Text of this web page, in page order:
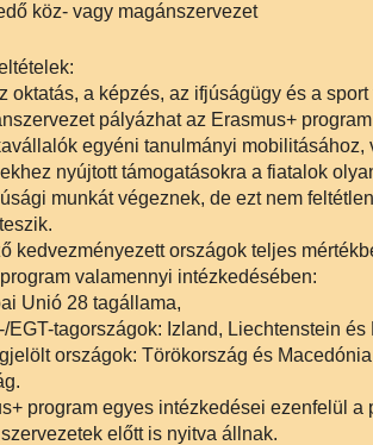
köz- vagy magánszervezet
oktatás, a képzés, az ifjúságügy és a
pályázhat az Erasmus+
egyéni tanulmányi mobilitásához,
nyújtott támogatásokra a fiatalok
munkát végeznek, de ezt nem
kedvezményezett országok teljes
valamennyi intézkedésében:
Unió 28 tagállama,
EGT-tagországok: Izland, Liechtenstein és
országok: Törökország és
program egyes intézkedései ezenfelül a
előtt is nyitva állnak.